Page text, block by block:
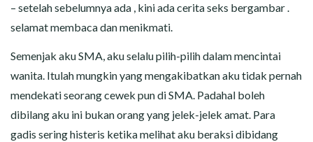
– setelah sebelumnya ada , kini ada cerita seks bergambar .
selamat membaca dan menikmati.
Semenjak aku SMA, aku selalu pilih-pilih dalam mencintai
wanita. Itulah mungkin yang mengakibatkan aku tidak pernah
mendekati seorang cewek pun di SMA. Padahal boleh
dibilang aku ini bukan orang yang jelek-jelek amat. Para
gadis sering histeris ketika melihat aku beraksi dibidang
CERITA SPERMA
CERITA HOT MAMA
CERITA TANTE SEXY